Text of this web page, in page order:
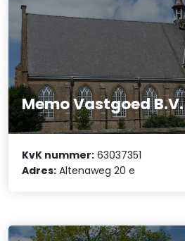
Memo Vastgoed B.V.
KvK nummer: 63037351
Adres: Altenaweg 20 e